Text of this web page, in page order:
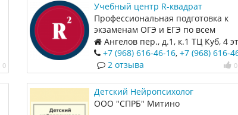
0
Учебный центр R-квадрат
Профессиональная подготовка к
экзаменам ОГЭ и ЕГЭ по всем
предметам. Профориентация и
построение стратегии
ВУЗ. Подготовка к экзаменам в
профильные классы,
специализированные лицеи и
предуниверсарии. Олимпиадная
математика, Матвертикаль, курсы
Ангелов пер., д.1, к.1 ТЦ Куб, 4
(лифт)
+7 (968) 616-46-16, +7 (968) 616-
0
2 отзыва
Детский Нейропсихолог
ООО "СПРБ" Митино